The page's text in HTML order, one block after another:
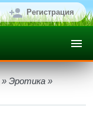
Регистрация
» Эротика »